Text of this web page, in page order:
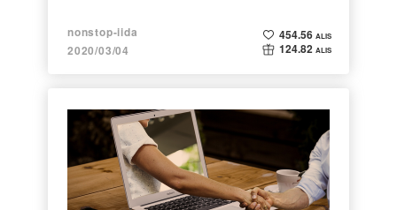
nonstop-iida
2020/03/04
454.56 ALIS
124.82 ALIS